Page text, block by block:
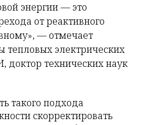
энергии — это
от реактивного
— отмечает
тепловых электрических
доктор технических наук
такого подхода
скорректировать